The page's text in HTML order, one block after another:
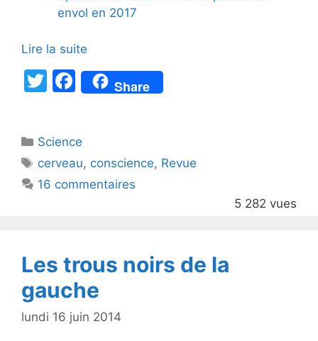
envol en 2017
Lire la suite
T
er
F
a
e
b
o
Share
Catégories
Science
Étiquettes
cerveau, conscience, Revue
16 commentaires
5 282 vues
Les trous noirs de la
gauche
lundi 16 juin 2014